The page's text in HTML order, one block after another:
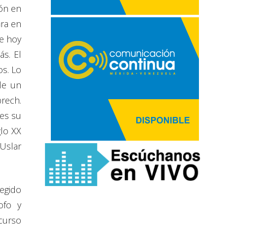
en
en
hoy
El
Lo
un
su
XX
y